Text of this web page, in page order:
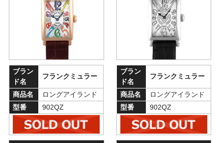
ブラン
ド名
フランクミュラー
商品名
ロングアイランド
型番
902QZ
ブラン
ド名
フランクミュラー
商品名
ロングアイランド
型番
902QZ